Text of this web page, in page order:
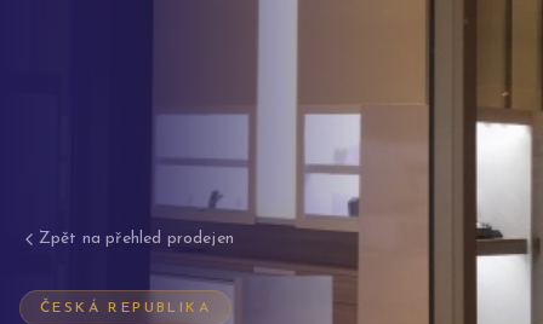
Zpět na přehled prodejen
ČESKÁ REPUBLIKA